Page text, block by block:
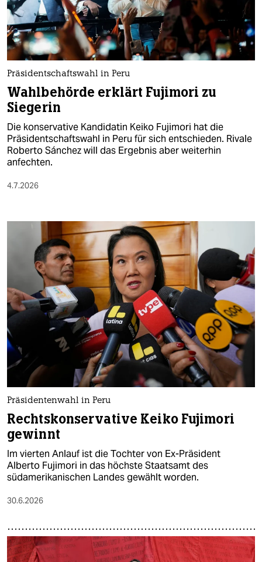
nord
wahrheit
verlag
verlag
veranstaltungen
shop
abo
genossenschaft
epaper login
Präsidentschaftswahl in Peru
Wahlbehörde erklärt Fujimori zu
Siegerin
Die konservative Kandidatin Keiko Fujimori hat die
Präsidentschaftswahl in Peru für sich entschieden. Rivale
Roberto Sánchez will das Ergebnis aber weiterhin
anfechten.
4.7.2026
Präsidentenwahl in Peru
Rechtskonservative Keiko Fujimori
gewinnt
Im vierten Anlauf ist die Tochter von Ex-Präsident
Alberto Fujimori in das höchste Staatsamt des
südamerikanischen Landes gewählt worden.
30.6.2026